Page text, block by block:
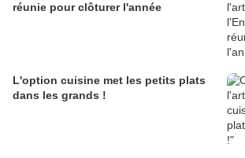
réunie pour clôturer l'année
L'option cuisine met les petits plats
dans les grands !